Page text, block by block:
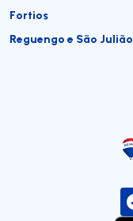
Fortios
Reguengo e São Julião